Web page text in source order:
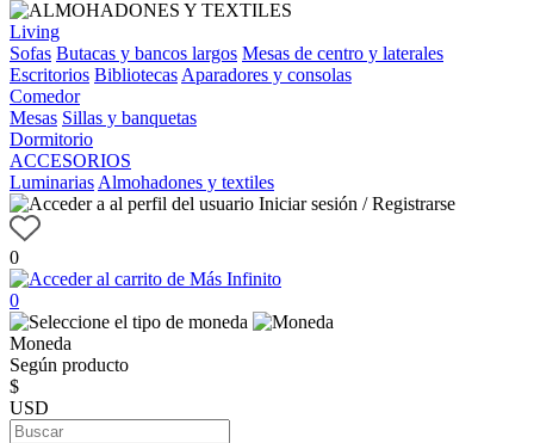
Living
Sofas Butacas y bancos largos Mesas de centro y laterales
Escritorios Bibliotecas Aparadores y consolas
Comedor
Mesas Sillas y banquetas
Dormitorio
ACCESORIOS
Luminarias Almohadones y textiles
Iniciar sesión / Registrarse
0
0
Moneda
Según producto
$
USD